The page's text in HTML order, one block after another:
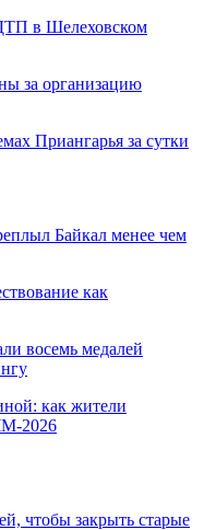
в Шелеховском
за организацию
Приангарья за сутки
Байкал менее чем
как
восемь медалей
как жители
2026
чтобы закрыть старые